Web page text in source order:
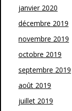
janvier 2020
décembre 2019
novembre 2019
octobre 2019
septembre 2019
août 2019
juillet 2019